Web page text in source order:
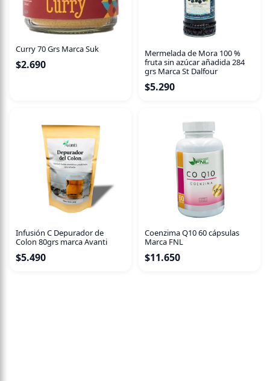
pones su etiqueta bajo la luz de una ampolleta por 1
minuto y apagas la luz, te sorprenderás!! Su etiqueta es
flúor♥Diseño exclusivo de Enfusion.
Viaje Mágico es una tisana diseñada para tomar antes de
dormir gracias a sus propiedades sedantes y
para tomar antes de tu ritual nocturno para inducir a un
buen dormir y desconectar.
Curry 70 Grs Marca Suk
$2.690
Mermelada de Mora 100 %
fruta sin azúcar añadida 284
grs Marca St Dalfour
$5.290
Infusión C Depurador de
Colon 80grs marca Avanti
$5.490
Coenzima Q10 60 cápsulas
Marca FNL
$11.650